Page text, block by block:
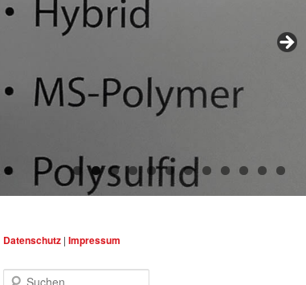
Datenschutz | Impressum
Suchen